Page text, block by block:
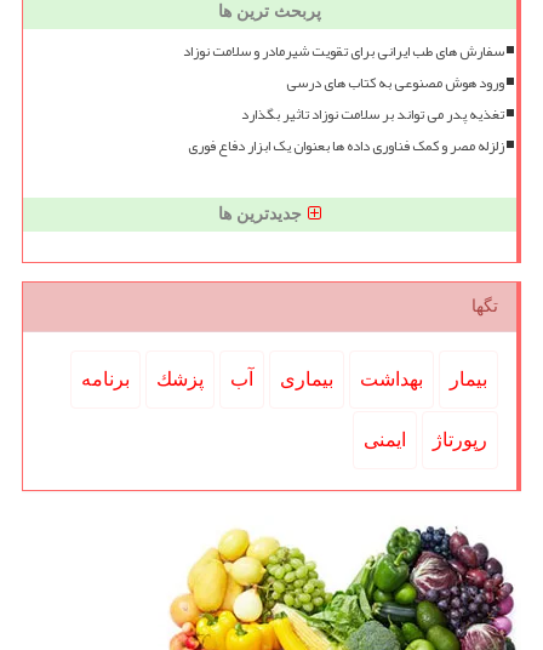
پربحث ترین ها
سفارش های طب ایرانی برای تقویت شیرمادر و سلامت نوزاد
ورود هوش مصنوعی به کتاب های درسی
تغذیه پدر می تواند بر سلامت نوزاد تاثیر بگذارد
زلزله مصر و کمک فناوری داده ها بعنوان یک ابزار دفاع فوری
جدیدترین ها
تگها
بیمار بهداشت بیماری آب پزشك برنامه
رپورتاژ ایمنی